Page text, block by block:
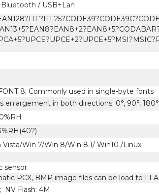
/ USB+Lan
8; Commonly used in single-byte fonts
enlargement in both directions; 0°, 90°,
Vista/Win 7/Win 8/Win 8.1/ Win10 /Linux
sensor
PCX, BMP image files can be load to
NV Flash: 4M